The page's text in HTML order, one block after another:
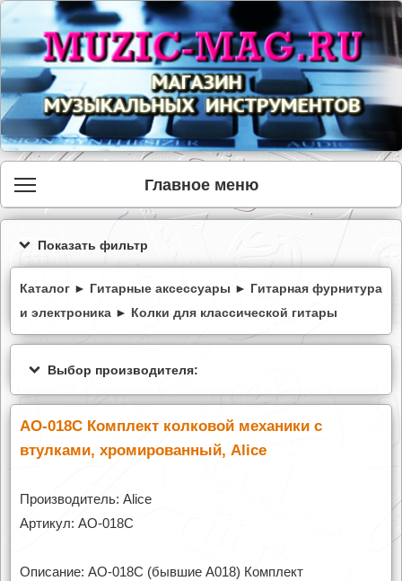
Главное меню
Показать фильтр
Каталог ► Гитарные аксессуары ► Гитарная фурнитура
и электроника ► Колки для классической гитары
Выбор производителя:
AO-018C Комплект колковой механики с
втулками, хромированный, Alice
Производитель: Alice
Артикул: AO-018C
Описание: AO-018C (бывшие А018) Комплект